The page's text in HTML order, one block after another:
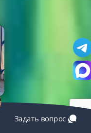
Задать вопрос